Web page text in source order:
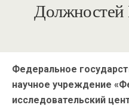
Федеральное
научное учреждение
исследовательский